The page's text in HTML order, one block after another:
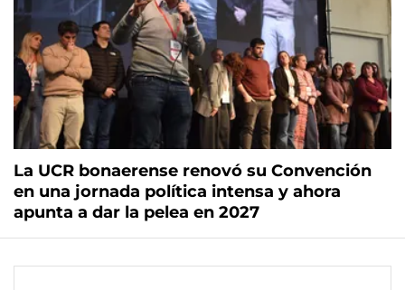
La UCR bonaerense renovó su Convención
en una jornada política intensa y ahora
apunta a dar la pelea en 2027